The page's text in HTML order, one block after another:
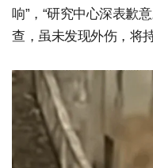
响”，“研究中心深表歉
查，虽未发现外伤，将